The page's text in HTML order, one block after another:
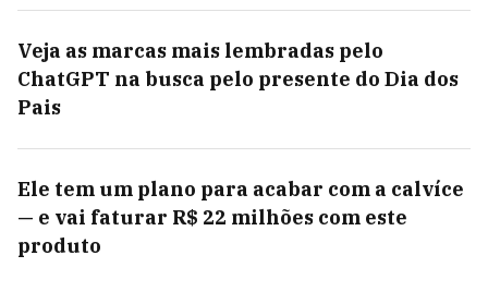
Veja as marcas mais lembradas pelo
ChatGPT na busca pelo presente do Dia dos
Pais
Ele tem um plano para acabar com a calvíce
— e vai faturar R$ 22 milhões com este
produto